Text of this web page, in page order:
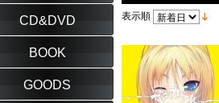
表示順
CD&DVD
BOOK
GOODS